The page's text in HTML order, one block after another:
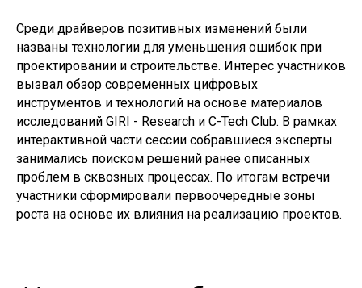
Среди драйверов позитивных изменений были
названы технологии для уменьшения ошибок при
проектировании и строительстве. Интерес участников
вызвал обзор современных цифровых
инструментов и технологий на основе материалов
исследований GIRI - Research и C-Tech Club. В рамках
интерактивной части сессии собравшиеся эксперты
занимались поиском решений ранее описанных
проблем в сквозных процессах. По итогам встречи
участники сформировали первоочередные зоны
роста на основе их влияния на реализацию проектов.
О Дирекции
Наблюдательный Совет
Контакты и реквизиты Дирекции
Контакты для регионов
Деятельность
ФП «Жилье»
ФП «ФКГС»